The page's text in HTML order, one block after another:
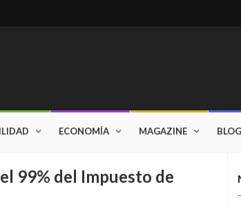
ECONOMÍA MAGAZINE
99% del Impuesto de